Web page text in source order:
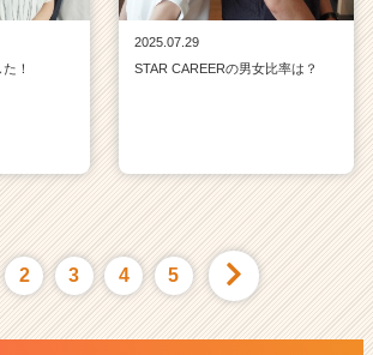
！
2025.07.29
STAR CAREERの男女比率は？
2 3 4 5